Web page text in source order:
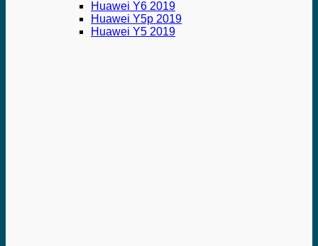
Huawei Y6 2019
Huawei Y5p 2019
Huawei Y5 2019